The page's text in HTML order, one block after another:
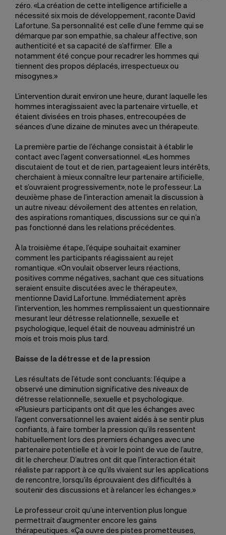
zéro. «La création de cette intelligence artificielle a
nécessité six mois de développement, raconte David
Lafortune. Sa personnalité est celle d’une femme qui se
démarque par son empathie, sa chaleur affective, son
authenticité et sa capacité de s’affirmer. Elle a
notamment été conçue pour recadrer les hommes qui
tiennent des propos déplacés, irrespectueux ou
misogynes.»
L’intervention durait environ une heure, durant laquelle les
hommes interagissaient avec la partenaire virtuelle, et
étaient divisées en trois phases, entrecoupées de
séances d’une dizaine de minutes avec un thérapeute.
La première partie de l’échange consistait à établir le
contact avec l’agent conversationnel. «Les hommes
discutaient de tout et de rien, partageaient leurs intérêts,
cherchaient à mieux connaître leur partenaire artificielle,
et s’ouvraient progressivement», note le professeur. La
deuxième phase de l’interaction amenait la discussion à
un autre niveau: dévoilement des attentes en relation,
des aspirations romantiques, discussions sur ce qui n’a
pas fonctionné dans les relations précédentes.
À la troisième étape, l’équipe souhaitait examiner
comment les participants réagissaient au rejet
romantique. «On voulait observer leurs réactions,
positives comme négatives, sachant que ces situations
seraient ensuite discutées avec le thérapeute»,
mentionne David Lafortune. Immédiatement après
l’intervention, les hommes remplissaient un questionnaire
mesurant leur détresse relationnelle, sexuelle et
psychologique, lequel était de nouveau administré un
mois et trois mois plus tard.
Baisse de la détresse et de la pression
Les résultats de l’étude sont concluants: l’équipe a
observé une diminution significative des niveaux de
détresse relationnelle, sexuelle et psychologique.
«Plusieurs participants ont dit que les échanges avec
l’agent conversationnel les avaient aidés à se sentir plus
confiants, à faire tomber la pression qu’ils ressentent
habituellement lors des premiers échanges avec une
partenaire potentielle et à voir le point de vue de l’autre,
dit le chercheur. D’autres ont dit que l’interaction était
réaliste par rapport à ce qu’ils vivaient sur les applications
de rencontre, lorsqu’ils éprouvaient des difficultés à
soutenir des discussions et à relancer les échanges.»
Le professeur croit qu’une intervention plus longue
permettrait d’augmenter encore les gains
thérapeutiques. «Ça ouvre des pistes prometteuses,